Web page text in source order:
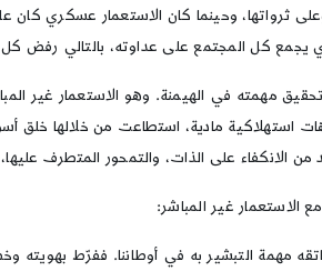
ثرواتها، وحينما كان الاستعمار عسكري
يجمع كل المجتمع على عداوته، بالتالي رفض
مهمته في الهيمنة. وهو الاستعمار غير
استهلاكية مادية، استطاعت من خلالها خلق
على الذات، والتمحور المتطرف عليها،
غير المباشر:
مهمة التبشير به في أوطاننا. ففرّط بهويته